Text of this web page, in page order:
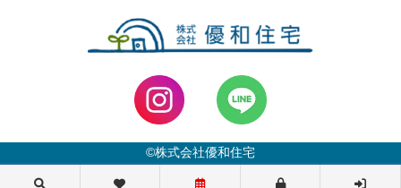
©株式会社優和住宅